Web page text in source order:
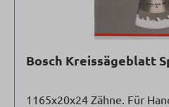
Bosch Kreissägeblatt
1165x20x24 Zähne. Für